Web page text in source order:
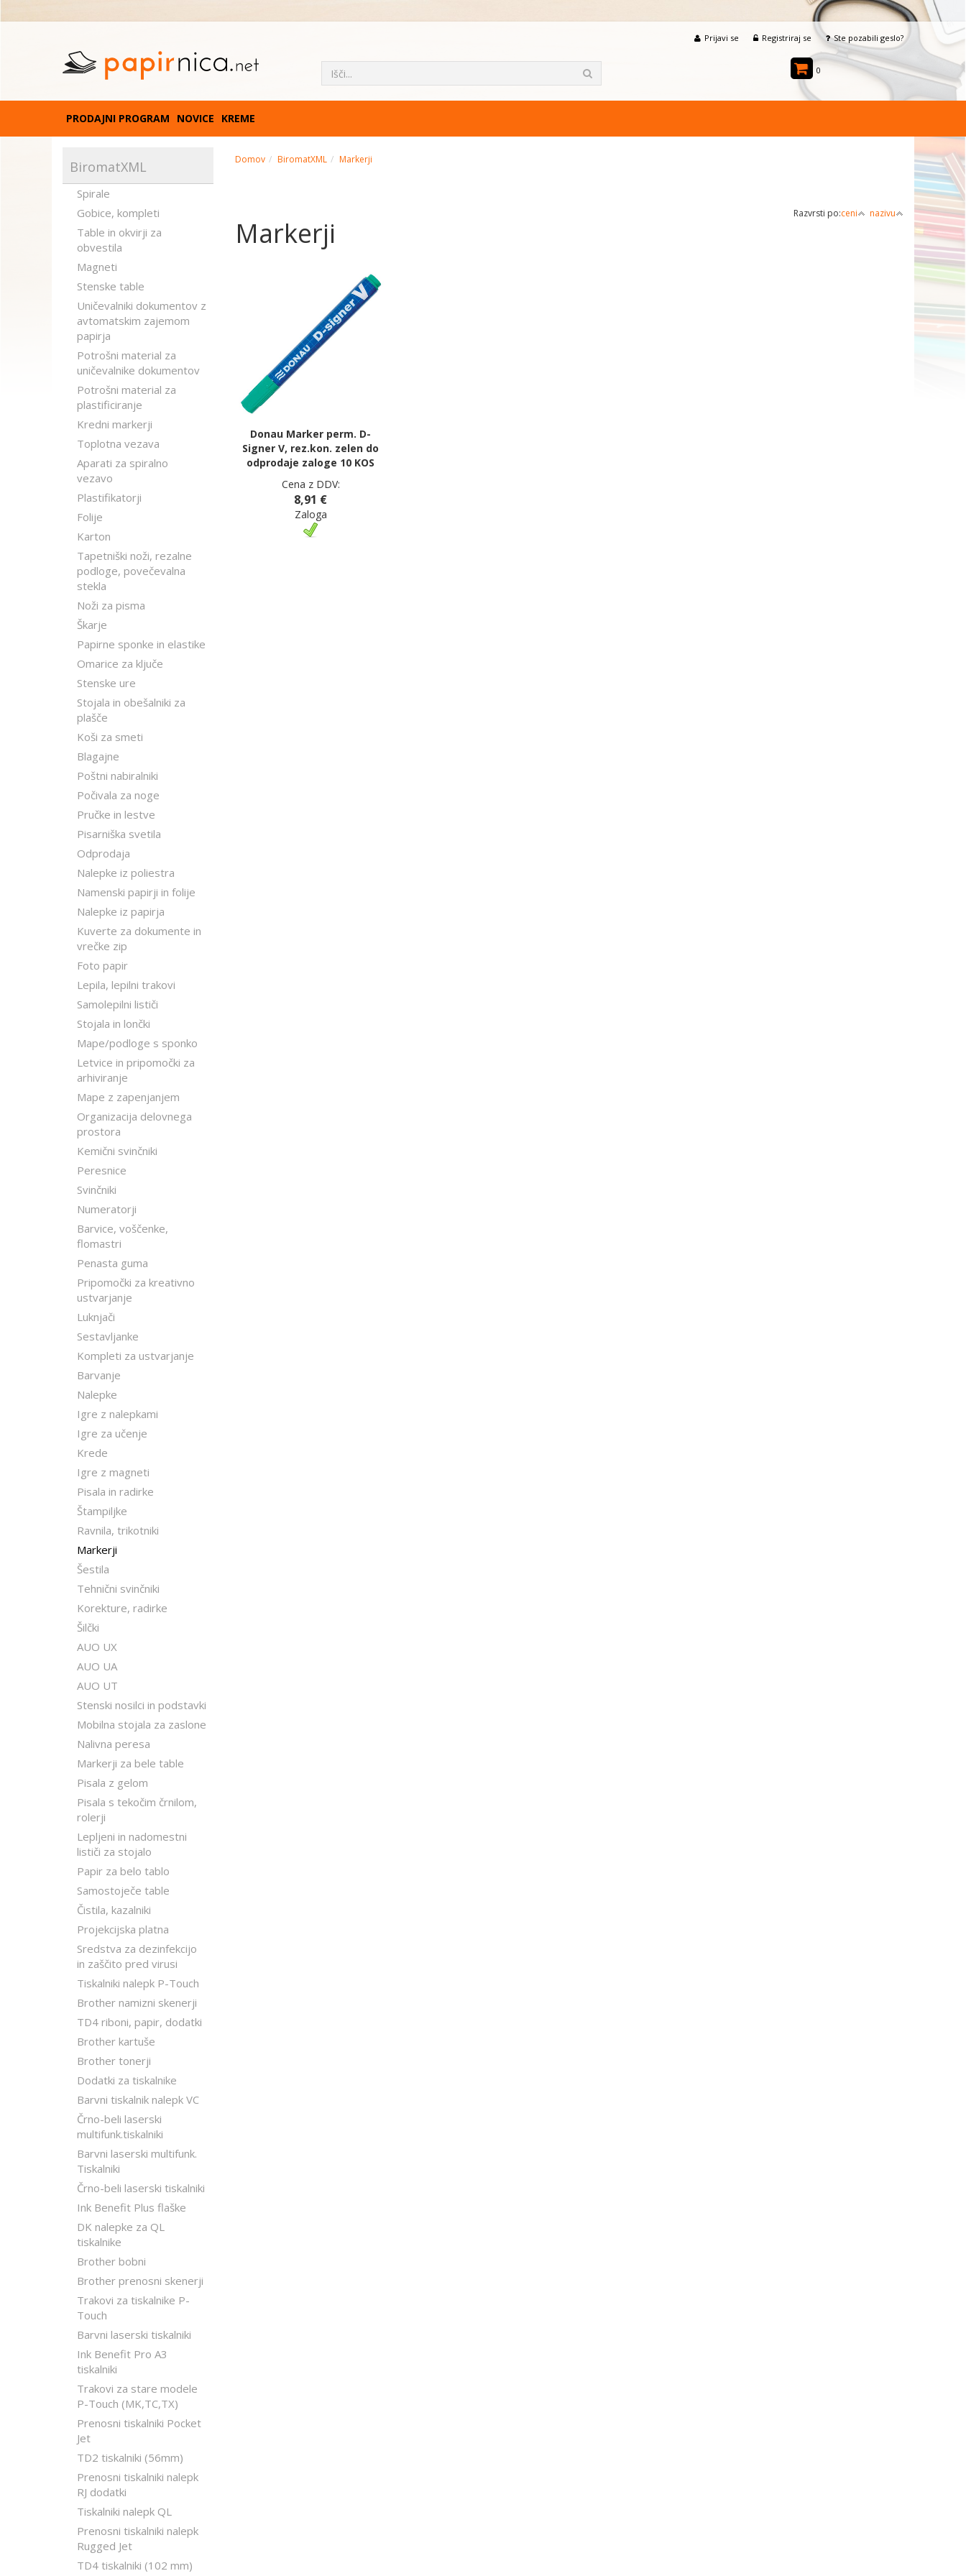
Prijavi se Registriraj se Ste pozabili geslo?
0
PRODAJNI PROGRAM NOVICE KREME
BiromatXML
Spirale
Gobice, kompleti
Table in okvirji za
obvestila
Magneti
Stenske table
Uničevalniki dokumentov z
avtomatskim zajemom
papirja
Potrošni material za
uničevalnike dokumentov
Potrošni material za
plastificiranje
Kredni markerji
Toplotna vezava
Aparati za spiralno
vezavo
Plastifikatorji
Folije
Karton
Tapetniški noži, rezalne
podloge, povečevalna
stekla
Noži za pisma
Škarje
Papirne sponke in elastike
Omarice za ključe
Stenske ure
Stojala in obešalniki za
plašče
Koši za smeti
Blagajne
Poštni nabiralniki
Počivala za noge
Pručke in lestve
Pisarniška svetila
Odprodaja
Nalepke iz poliestra
Namenski papirji in folije
Nalepke iz papirja
Kuverte za dokumente in
vrečke zip
Foto papir
Lepila, lepilni trakovi
Samolepilni lističi
Stojala in lončki
Mape/podloge s sponko
Letvice in pripomočki za
arhiviranje
Mape z zapenjanjem
Organizacija delovnega
prostora
Kemični svinčniki
Peresnice
Svinčniki
Numeratorji
Barvice, voščenke,
flomastri
Penasta guma
Pripomočki za kreativno
ustvarjanje
Luknjači
Sestavljanke
Kompleti za ustvarjanje
Barvanje
Nalepke
Igre z nalepkami
Igre za učenje
Krede
Igre z magneti
Pisala in radirke
Štampiljke
Ravnila, trikotniki
Markerji
Šestila
Tehnični svinčniki
Korekture, radirke
Šilčki
AUO UX
AUO UA
AUO UT
Stenski nosilci in podstavki
Mobilna stojala za zaslone
Nalivna peresa
Markerji za bele table
Pisala z gelom
Pisala s tekočim črnilom,
rolerji
Lepljeni in nadomestni
lističi za stojalo
Papir za belo tablo
Samostoječe table
Čistila, kazalniki
Projekcijska platna
Sredstva za dezinfekcijo
in zaščito pred virusi
Tiskalniki nalepk P-Touch
Brother namizni skenerji
TD4 riboni, papir, dodatki
Brother kartuše
Brother tonerji
Dodatki za tiskalnike
Barvni tiskalnik nalepk VC
Črno-beli laserski
multifunk.tiskalniki
Barvni laserski multifunk.
Tiskalniki
Črno-beli laserski tiskalniki
Ink Benefit Plus flaške
DK nalepke za QL
tiskalnike
Brother bobni
Brother prenosni skenerji
Trakovi za tiskalnike P-
Touch
Barvni laserski tiskalniki
Ink Benefit Pro A3
tiskalniki
Trakovi za stare modele
P-Touch (MK,TC,TX)
Prenosni tiskalniki Pocket
Jet
TD2 tiskalniki (56mm)
Prenosni tiskalniki nalepk
RJ dodatki
Tiskalniki nalepk QL
Prenosni tiskalniki nalepk
Rugged Jet
TD4 tiskalniki (102 mm)
Domov BiromatXML Markerji
Razvrsti po:ceni nazivu
Markerji
Donau Marker perm. D-
Signer V, rez.kon. zelen do
odprodaje zaloge 10 KOS
Cena z DDV:
8,91 €
Zaloga